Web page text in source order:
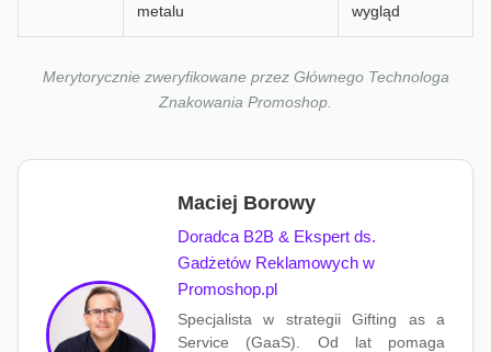
metalu
wygląd
Merytorycznie zweryfikowane przez Głównego Technologa
Znakowania Promoshop.
Maciej Borowy
Doradca B2B & Ekspert ds.
Gadżetów Reklamowych w
Promoshop.pl
Specjalista w strategii Gifting as a
Service (GaaS). Od lat pomaga